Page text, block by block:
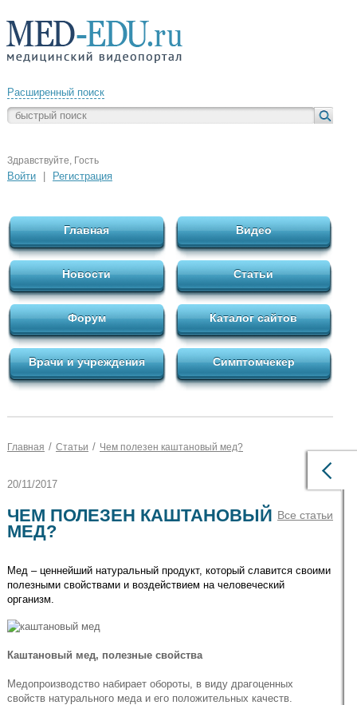
Расширенный поиск
Здравствуйте, Гость
Войти Регистрация
Главная Видео
Новости Статьи
Форум Каталог сайтов
Врачи и учреждения Симптомчекер
Главная / Статьи / Чем полезен каштановый мед?
20/11/2017
Все статьи
ЧЕМ ПОЛЕЗЕН КАШТАНОВЫЙ
МЕД?
Мед – ценнейший натуральный продукт, который славится своими
полезными свойствами и воздействием на человеческий
организм.
Каштановый мед, полезные свойства
Медопроизводство набирает обороты, в виду драгоценных
свойств натурального меда и его положительных качеств.